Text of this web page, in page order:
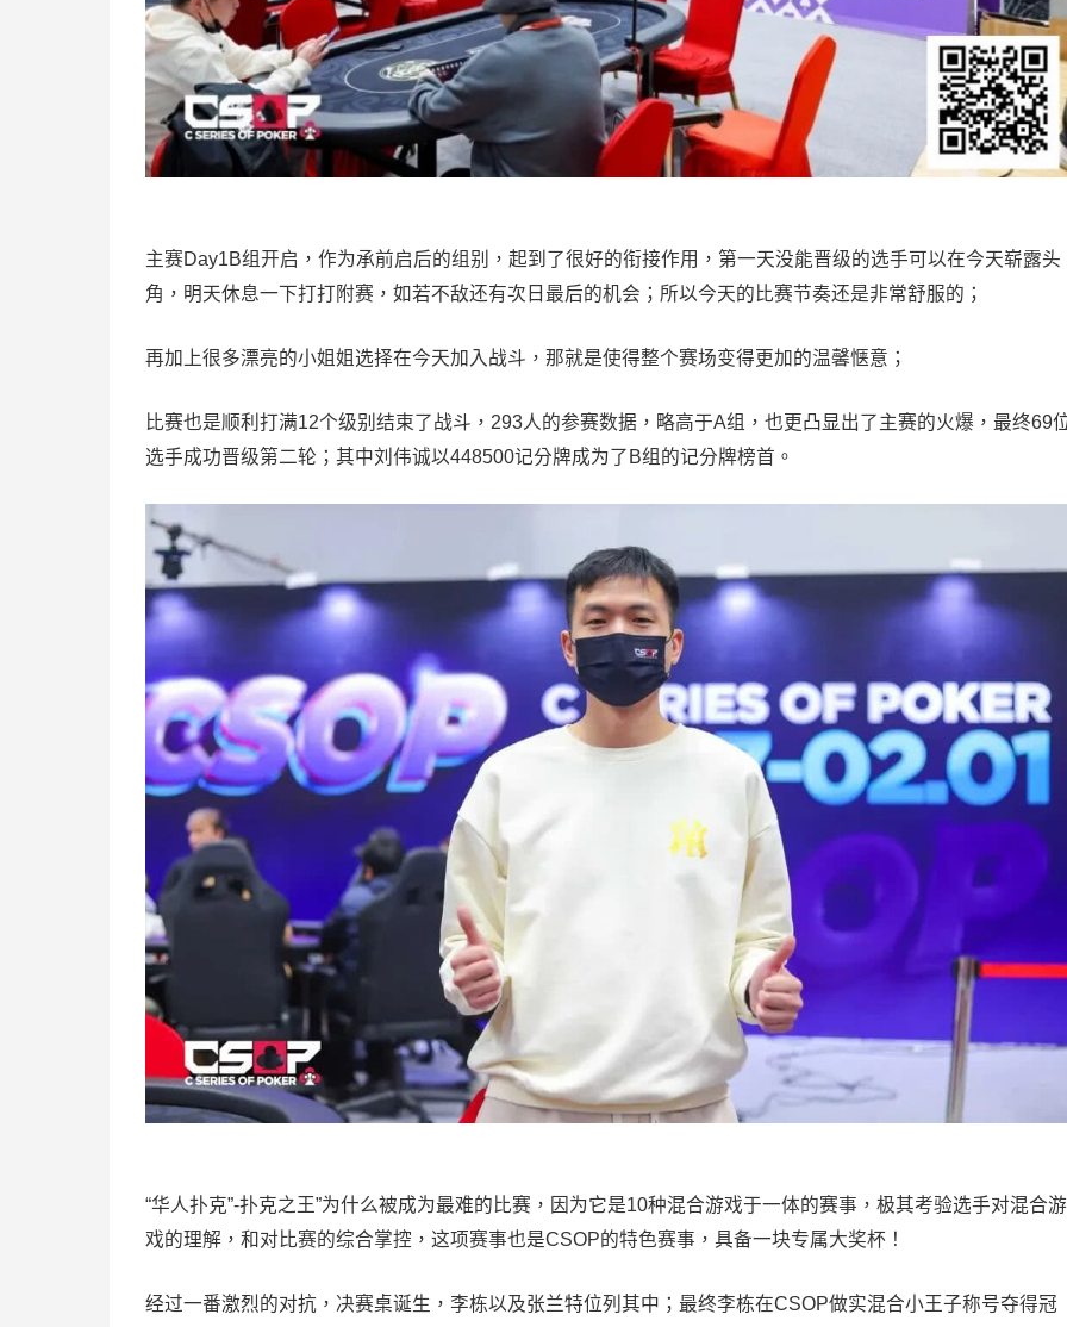
主赛Day1B组开启，作为承前启后的组别，起到了很好的衔接作用，第一天没能晋级的选手可以在今天崭露头
角，明天休息一下打打附赛，如若不敌还有次日最后的机会；所以今天的比赛节奏还是非常舒服的；
再加上很多漂亮的小姐姐选择在今天加入战斗，那就是使得整个赛场变得更加的温馨惬意；
比赛也是顺利打满12个级别结束了战斗，293人的参赛数据，略高于A组，也更凸显出了主赛的火爆，最终69
选手成功晋级第二轮；其中刘伟诚以448500记分牌成为了B组的记分牌榜首。
“华人扑克”-扑克之王”为什么被成为最难的比赛，因为它是10种混合游戏于一体的赛事，极其考验选手对混合游
戏的理解，和对比赛的综合掌控，这项赛事也是CSOP的特色赛事，具备一块专属大奖杯！
经过一番激烈的对抗，决赛桌诞生，李栋以及张兰特位列其中；最终李栋在CSOP做实混合小王子称号夺得冠